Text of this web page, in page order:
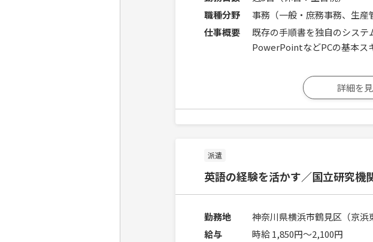
職種分野
事務（一般・庶務事務、生産
仕事概要
既存の手順書を独自のシステ
PowerPointなどPCの基本ス
詳細を
派遣
英語の経験を活かす／国立研究機
勤務地
神奈川県横浜市鶴見区（京浜
給与
時給 1,850円〜2,100円